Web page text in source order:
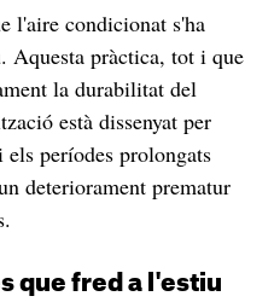
l'aire condicionat s'ha
Aquesta pràctica, tot i que
la durabilitat del
està dissenyat per
períodes prolongats
deteriorament prematur
que fred a l'estiu